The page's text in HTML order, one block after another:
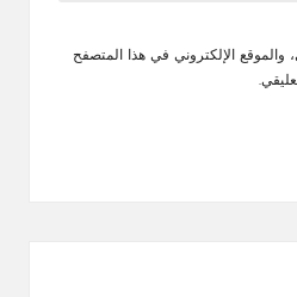
والموقع الإلكتروني في هذا المتصفح